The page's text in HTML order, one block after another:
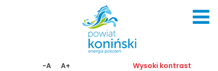
-A A+ Wysoki kontrast